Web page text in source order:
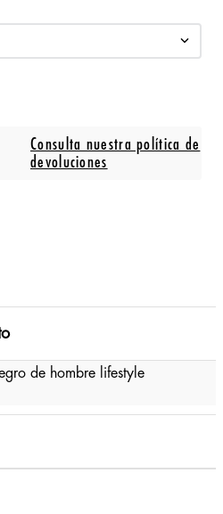
Consulta nuestra política de
devoluciones
de hombre lifestyle